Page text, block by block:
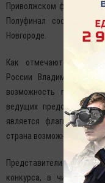
Приволжском
Полуфинал
Новгороде.
Как отмечают
России Владимиром
возможность проявить
ведущих
является флагманским
страна возможностей».
Представители
конкурса, в числе 153